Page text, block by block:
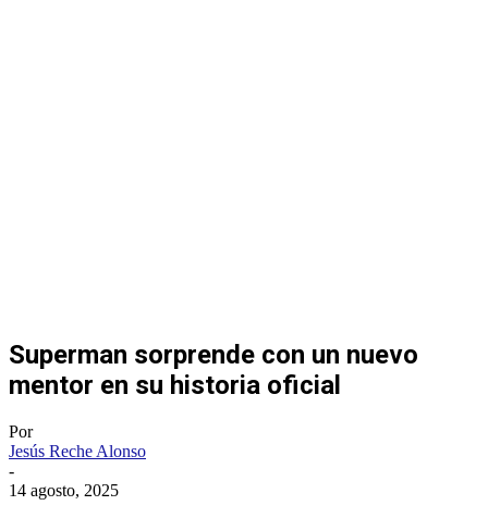
Superman sorprende con un nuevo
mentor en su historia oficial
Por
Jesús Reche Alonso
-
14 agosto, 2025